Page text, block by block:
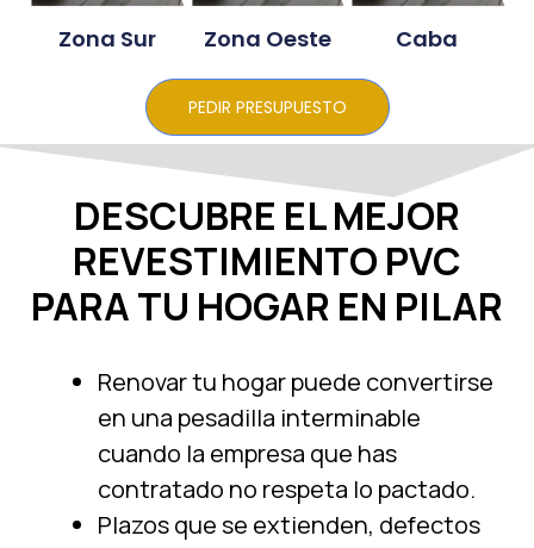
Zona Sur Zona Oeste Caba
PEDIR PRESUPUESTO
DESCUBRE EL MEJOR
REVESTIMIENTO PVC
PARA TU HOGAR EN PILAR
Renovar tu hogar puede convertirse
en una pesadilla interminable
cuando la empresa que has
contratado no respeta lo pactado.
Plazos que se extienden, defectos